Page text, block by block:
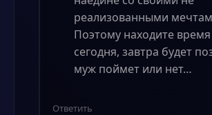
реализованными
Поэтому находите
сегодня, завтра будет
муж поймет или нет…
Ответить